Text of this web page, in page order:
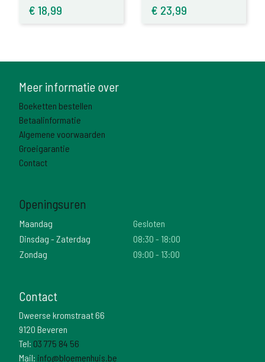
€ 18,99 € 23,99
Meer informatie over
Boeketten bestellen
Betaalinformatie
Algemene voorwaarden
Groeigarantie
Contact
Openingsuren
Maandag
Gesloten
Dinsdag - Zaterdag
08:30 - 18:00
Zondag
09:00 - 13:00
Contact
Dweerse kromstraat 66
9120 Beveren
Tel: 03 775 84 56
Mail: info@bloemenhuis.be